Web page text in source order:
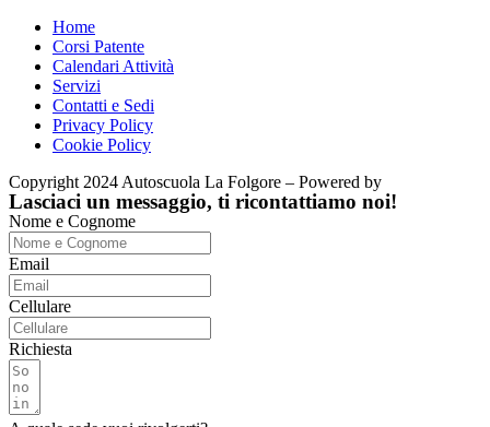
Home
Corsi Patente
Calendari Attività
Servizi
Contatti e Sedi
Privacy Policy
Cookie Policy
Copyright 2024 Autoscuola La Folgore – Powered by
Lasciaci un messaggio, ti ricontattiamo noi!
Nome e Cognome
Email
Cellulare
Richiesta